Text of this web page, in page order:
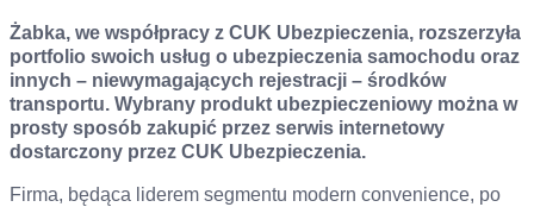
Żabka, we współpracy z CUK Ubezpieczenia, rozszerzyła
portfolio swoich usług o ubezpieczenia samochodu oraz
innych – niewymagających rejestracji – środków
transportu. Wybrany produkt ubezpieczeniowy można w
prosty sposób zakupić przez serwis internetowy
dostarczony przez CUK Ubezpieczenia.
Firma, będąca liderem segmentu modern convenience, po